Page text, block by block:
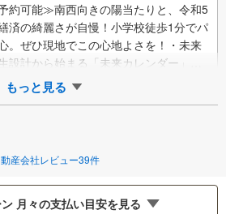
約可能≫南西向きの陽当たりと、令和5
済の綺麗さが自慢！小学校徒歩1分でパ
。ぜひ現地でこの心地よさを！・未来
設計から始まる「未来カレンダー」の
来に起こるであろうご自宅リフォ…
もっと見る
産会社レビュー39件
月々の支払い目安を見る